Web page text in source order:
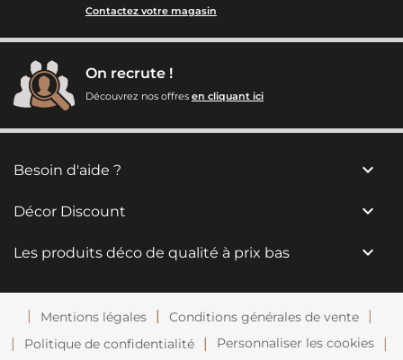
Contactez votre magasin
On recrute !
Découvrez nos offres en cliquant ici
Besoin d'aide ? 
Décor Discount 
Les produits déco de qualité à prix bas 
Mentions légales
Conditions générales de vente
Politique de confidentialité
Personnaliser les cookies